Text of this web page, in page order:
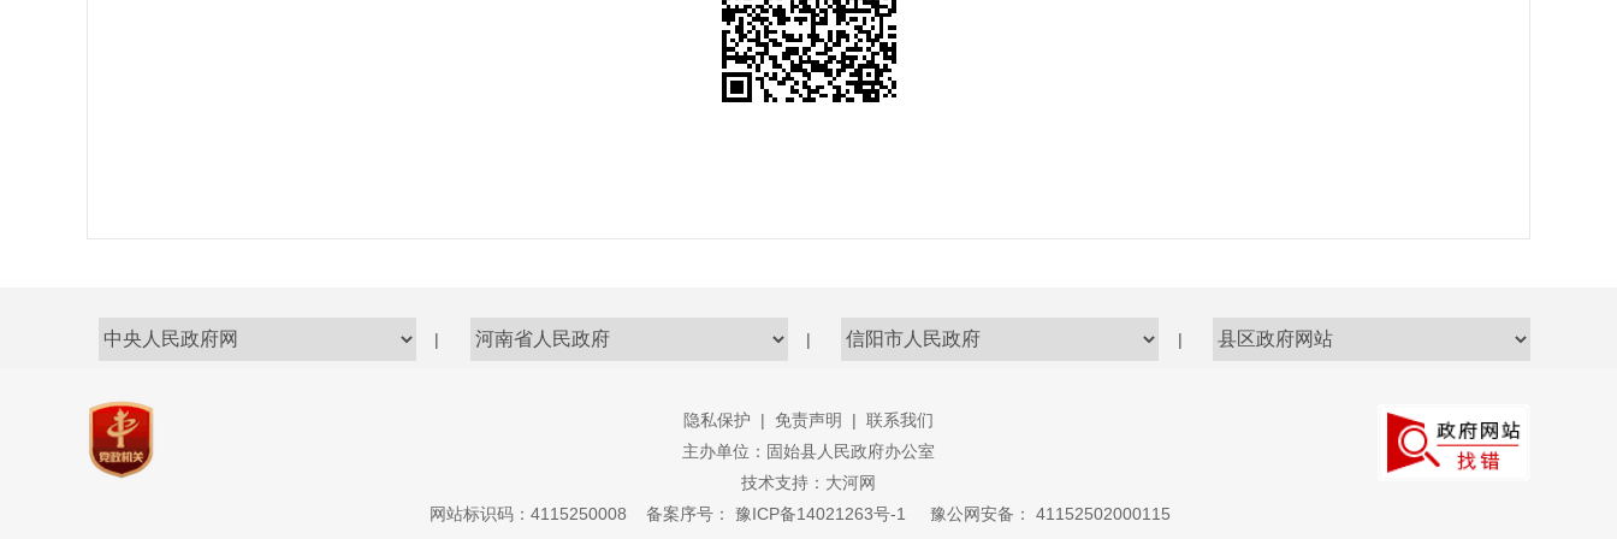
| | |
隐私保护 | 免责声明 | 联系我们
主办单位：固始县人民政府办公室
技术支持： 大河网
网站标识码：4115250008 备案序号： 豫ICP备14021263号-1 豫公网安备： 41152502000115